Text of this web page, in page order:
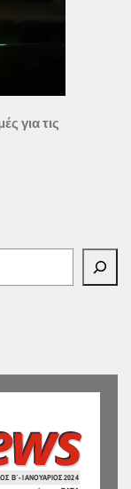
για τις